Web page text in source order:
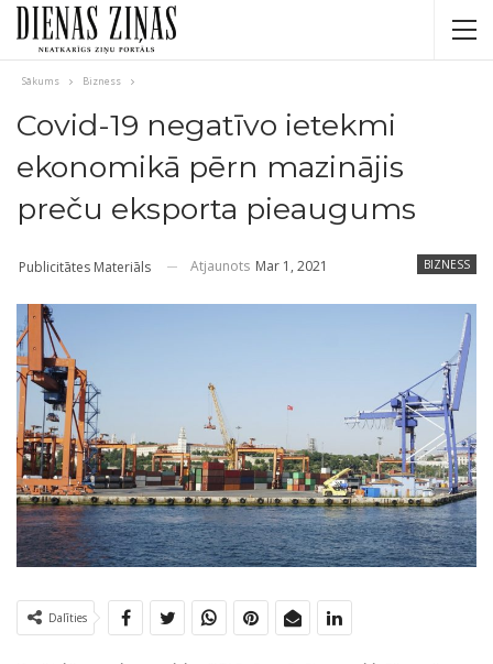
Sākums Bizness
Covid-19 negatīvo ietekmi
ekonomikā pērn mazinājis
preču eksporta pieaugums
BIZNESS
Publicitātes Materiāls Atjaunots Mar 1, 2021
Dalīties